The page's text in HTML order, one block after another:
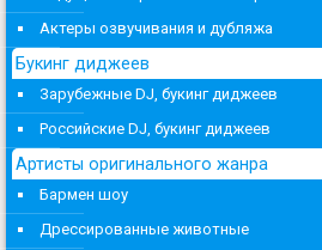
Актеры озвучивания и дубляжа
Букинг диджеев
Зарубежные DJ, букинг диджеев
Российские DJ, букинг диджеев
Артисты оригинального жанра
Бармен шоу
Дрессированные животные